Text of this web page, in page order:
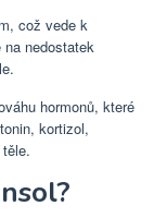
což vede k
nedostatek
hormonů, které
kortizol,